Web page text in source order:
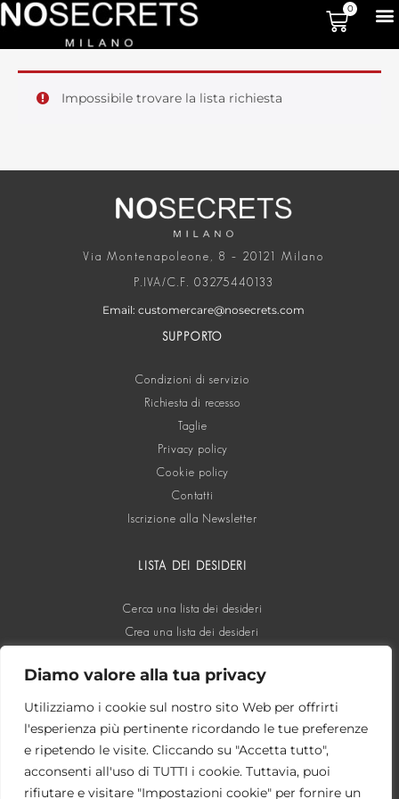
Diamo valore alla tua privacy
Utilizziamo i cookie sul nostro sito Web per offrirti
l'esperienza più pertinente ricordando le tue preferenze
e ripetendo le visite. Cliccando su "Accetta tutto",
acconsenti all'uso di TUTTI i cookie. Tuttavia, puoi
rifiutare e visitare "Impostazioni cookie" per fornire un
0
Impossibile trovare la lista richiesta
Via Montenapoleone, 8 – 20121 Milano
P.IVA/C.F. 03275440133
Email: customercare@nosecrets.com
SUPPORTO
Condizioni di servizio
Richiesta di recesso
Taglie
Privacy policy
Cookie policy
Contatti
Iscrizione alla Newsletter
LISTA DEI DESIDERI
Cerca una lista dei desideri
Crea una lista dei desideri
SOCIAL